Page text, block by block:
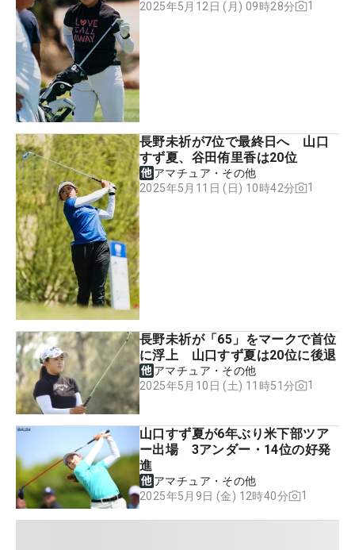
2025年5月12日 (月) 09時28分
1
長野未祈が7位で最終日へ 山口
すず夏、谷田侑里香は20位
アマチュア・その他
2025年5月11日 (日) 10時42分
1
長野未祈が「65」をマークで首位
に浮上 山口すず夏は20位に後退
アマチュア・その他
2025年5月10日 (土) 11時51分
1
山口すず夏が6年ぶり米下部ツア
ー出場 3アンダー・14位の好発
進
アマチュア・その他
2025年5月9日 (金) 12時40分
1